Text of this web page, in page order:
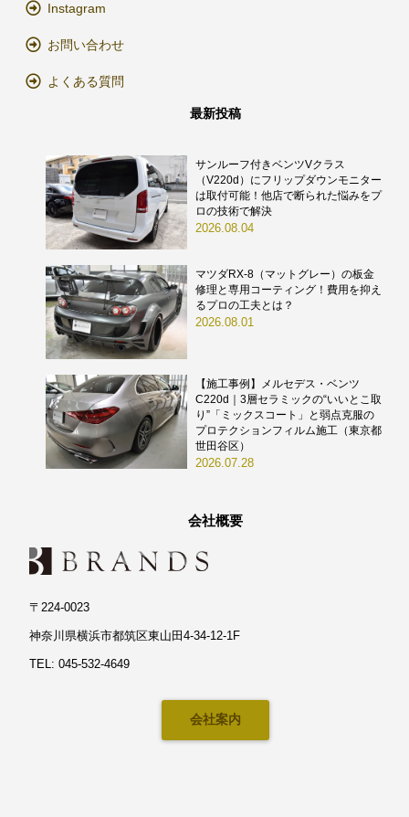
Instagram
お問い合わせ
よくある質問
最新投稿
サンルーフ付きベンツVクラス
（V220d）にフリップダウンモニター
は取付可能！他店で断られた悩みをプ
ロの技術で解決
2026.08.04
マツダRX-8（マットグレー）の板金
修理と専用コーティング！費用を抑え
るプロの工夫とは？
2026.08.01
【施工事例】メルセデス・ベンツ
C220d｜3層セラミックの“いいとこ取
り”「ミックスコート」と弱点克服の
プロテクションフィルム施工（東京都
世田谷区）
2026.07.28
会社概要
〒224-0023
神奈川県横浜市都筑区東山田4-34-12-1F
TEL: 045-532-4649
会社案内